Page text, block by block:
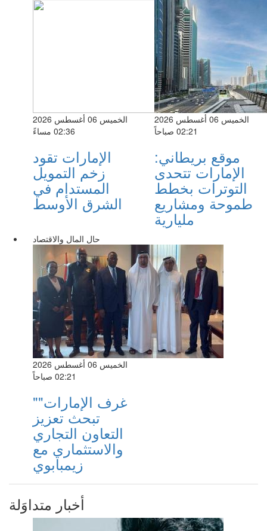
الخميس 06 أغسطس 2026
02:36 مساءً
الإمارات تقود
زخم التمويل
المستدام في
الشرق الأوسط
الخميس 06 أغسطس 2026
02:21 صباحاً
موقع بريطاني:
الإمارات تتحدى
التوترات بخطط
طموحة ومشاريع
مليارية
حال المال والاقتصاد
الخميس 06 أغسطس 2026
02:21 صباحاً
"غرف الإمارات"
تبحث تعزيز
التعاون التجاري
والاستثماري مع
زيمبابوي
أخبار متداوَلة